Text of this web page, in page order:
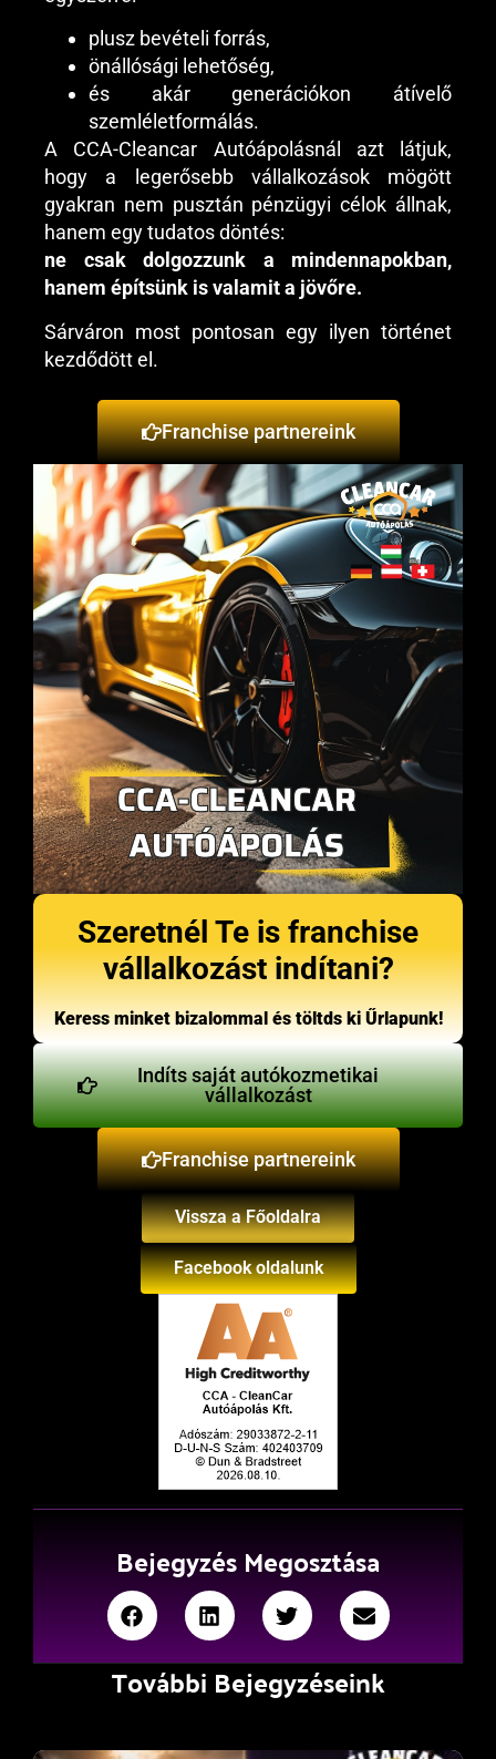
plusz bevételi forrás,
önállósági lehetőség,
és akár generációkon átívelő
szemléletformálás.
A CCA-Cleancar Autóápolásnál azt látjuk,
hogy a legerősebb vállalkozások mögött
gyakran nem pusztán pénzügyi célok állnak,
hanem egy tudatos döntés:
ne csak dolgozzunk a mindennapokban,
hanem építsünk is valamit a jövőre.
Sárváron most pontosan egy ilyen történet
kezdődött el.
Franchise partnereink
Szeretnél Te is franchise
vállalkozást indítani?
Keress minket bizalommal és töltds ki Űrlapunk!
Indíts saját autókozmetikai
vállalkozást
Franchise partnereink
Vissza a Főoldalra
Facebook oldalunk
Bejegyzés Megosztása
További Bejegyzéseink